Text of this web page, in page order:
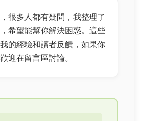
很多人都有疑問，我整理了
希望能幫你解決困惑。這些
的經驗和讀者反饋，如果你
迎在留言區討論。